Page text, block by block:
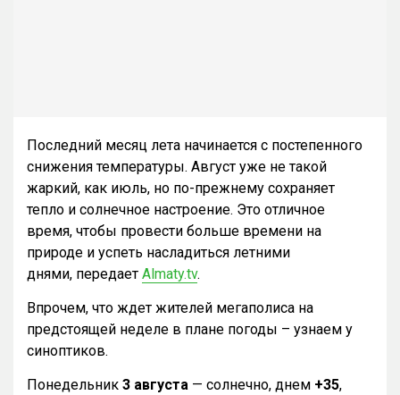
Последний месяц лета начинается с постепенного
снижения температуры. Август уже не такой
жаркий, как июль, но по-прежнему сохраняет
тепло и солнечное настроение. Это отличное
время, чтобы провести больше времени на
природе и успеть насладиться летними
днями, передает Almaty.tv.
Впрочем, что ждет жителей мегаполиса на
предстоящей неделе в плане погоды – узнаем у
синоптиков.
Понедельник 3 августа — солнечно, днем +35,